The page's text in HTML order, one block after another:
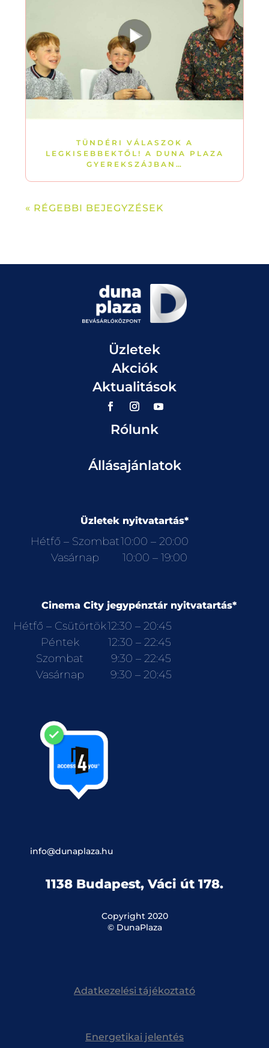
TÜNDÉRI VÁLASZOK A
LEGKISEBBEKTŐL! A DUNA PLAZA
GYEREKSZÁJBAN…
« RÉGEBBI BEJEGYZÉSEK
Üzletek
Akciók
Aktualitások
Rólunk
Állásajánlatok
Üzletek nyitvatartás*
Hétfő – Szombat10:00 – 20:00
Vasárnap
10:00 – 19:00
Cinema City jegypénztár nyitvatartás*
Hétfő – Csütörtök12:30 – 20:45
Péntek
12:30 – 22:45
Szombat
9:30 – 22:45
Vasárnap
9:30 – 20:45
info@dunaplaza.hu
1138 Budapest, Váci út 178.
Copyright 2020
© DunaPlaza
Adatkezelési tájékoztató
Energetikai jelentés